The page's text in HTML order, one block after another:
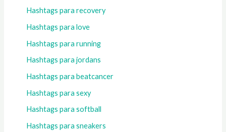
Hashtags para recovery
Hashtags para love
Hashtags para running
Hashtags para jordans
Hashtags para beatcancer
Hashtags para sexy
Hashtags para softball
Hashtags para sneakers